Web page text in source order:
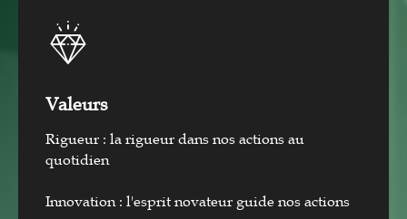
Valeurs
Rigueur : la rigueur dans nos actions au
quotidien
Innovation : l'esprit novateur guide nos actions